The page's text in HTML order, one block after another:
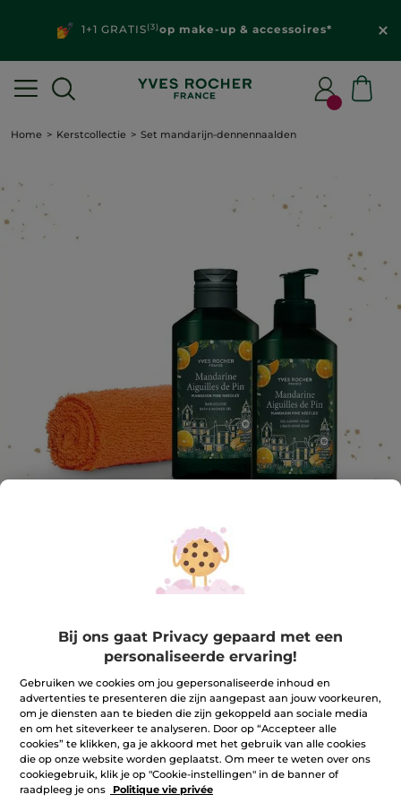
1+1 GRATIS(3)op make-up & accessoires*
Home Kerstcollectie Set mandarijn-dennennaalden
Een sprankelende en houtachtige geur
★★★★★
★★★★★
Geen
beoordelingswaarde
voor
REVIEW TOEVOEGEN
Houd me op de hoogte
Bij ons gaat Privacy gepaard met een
personaliseerde ervaring!
Gebruiken we cookies om jou gepersonaliseerde inhoud en
advertenties te presenteren die zijn aangepast aan jouw voorkeuren,
om je diensten aan te bieden die zijn gekoppeld aan sociale media
en om het siteverkeer te analyseren. Door op “Accepteer alle
cookies” te klikken, ga je akkoord met het gebruik van alle cookies
die op onze website worden geplaatst. Om meer te weten over ons
cookiegebruik, klik je op "Cookie-instellingen" in de banner of
raadpleeg je ons
Politique vie privée